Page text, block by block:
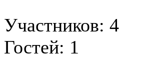
Участников: 4
Гостей: 1